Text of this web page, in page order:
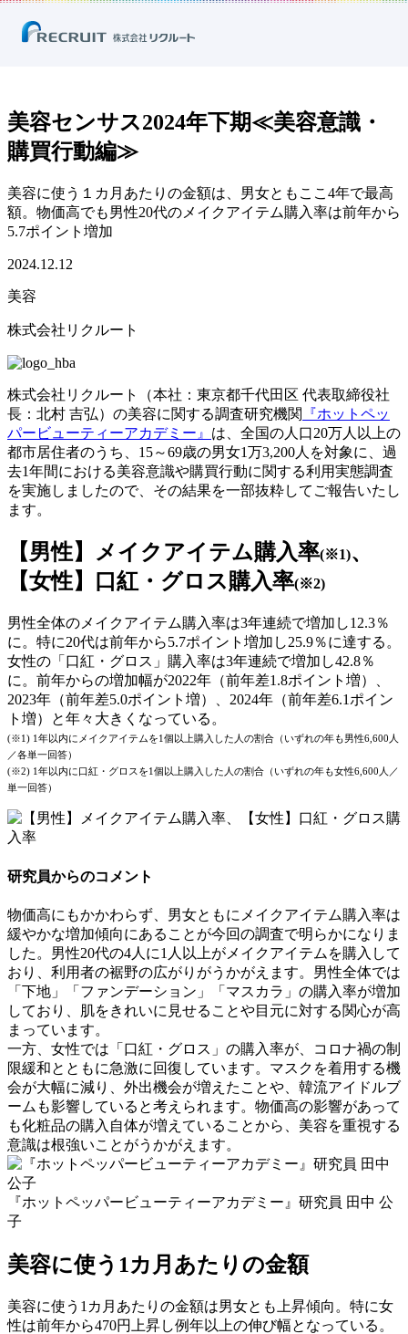
美容センサス2024年下期≪美容意識・購買行動編≫
美容センサス2024年下期≪美容意識・
購買行動編≫
美容に使う１カ月あたりの金額は、男女ともここ4年で最高
額。物価高でも男性20代のメイクアイテム購入率は前年から
5.7ポイント増加
2024.12.12
美容
株式会社リクルート
株式会社リクルート（本社：東京都千代田区 代表取締役社
長：北村 吉弘）の美容に関する調査研究機関
『ホットペッ
パービューティーアカデミー』 は、全国の人口20万人以上の
都市居住者のうち、15～69歳の男女1万3,200人を対象に、過
去1年間における美容意識や購買行動に関する利用実態調査
を実施しましたので、その結果を一部抜粋してご報告いたし
ます。
【男性】メイクアイテム購入率(※1)、
【女性】口紅・グロス購入率(※2)
男性全体のメイクアイテム購入率は3年連続で増加し12.3％
に。特に20代は前年から5.7ポイント増加し25.9％に達する。
女性の「口紅・グロス」購入率は3年連続で増加し42.8％
に。前年からの増加幅が2022年（前年差1.8ポイント増）、
2023年（前年差5.0ポイント増）、2024年（前年差6.1ポイン
ト増）と年々大きくなっている。
(※1) 1年以内にメイクアイテムを1個以上購入した人の割合（いずれの年も男性6,600人
／各単一回答）
(※2) 1年以内に口紅・グロスを1個以上購入した人の割合（いずれの年も女性6,600人／
単一回答）
研究員からのコメント
物価高にもかかわらず、男女ともにメイクアイテム購入率は
緩やかな増加傾向にあることが今回の調査で明らかになりま
した。男性20代の4人に1人以上がメイクアイテムを購入して
おり、利用者の裾野の広がりがうかがえます。男性全体では
「下地」「ファンデーション」「マスカラ」の購入率が増加
しており、肌をきれいに見せることや目元に対する関心が高
まっています。
一方、女性では「口紅・グロス」の購入率が、コロナ禍の制
限緩和とともに急激に回復しています。マスクを着用する機
会が大幅に減り、外出機会が増えたことや、韓流アイドルブ
ームも影響していると考えられます。物価高の影響があって
も化粧品の購入自体が増えていることから、美容を重視する
意識は根強いことがうかがえます。
『ホットペッパービューティーアカデミー』研究員 田中 公
子
美容に使う1カ月あたりの金額
美容に使う1カ月あたりの金額は男女とも上昇傾向。特に女
性は前年から470円上昇し例年以上の伸び幅となっている。